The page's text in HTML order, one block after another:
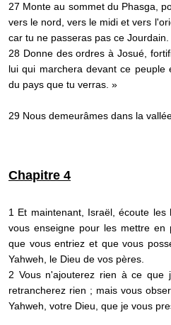
27 Monte au sommet du Phasga,
vers le nord, vers le midi et vers
car tu ne passeras pas ce Jourdain.
28 Donne des ordres à Josué,
lui qui marchera devant ce peuple
du pays que tu verras. »
29 Nous demeurâmes dans la
Chapitre 4
1 Et maintenant, Israël, écoute
vous enseigne pour les mettre en
que vous entriez et que vous
Yahweh, le Dieu de vos pères.
2 Vous n'ajouterez rien à ce que
retrancherez rien ; mais vous
Yahweh, votre Dieu, que je vous